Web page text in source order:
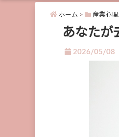
ホーム > 産業心
あなたが
2026/05/08